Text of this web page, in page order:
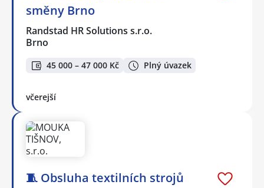
směny Brno
Randstad HR Solutions s.r.o.
Brno
45 000 – 47 000 Kč Plný úvazek
včerejší
🧵 Obsluha textilních strojů